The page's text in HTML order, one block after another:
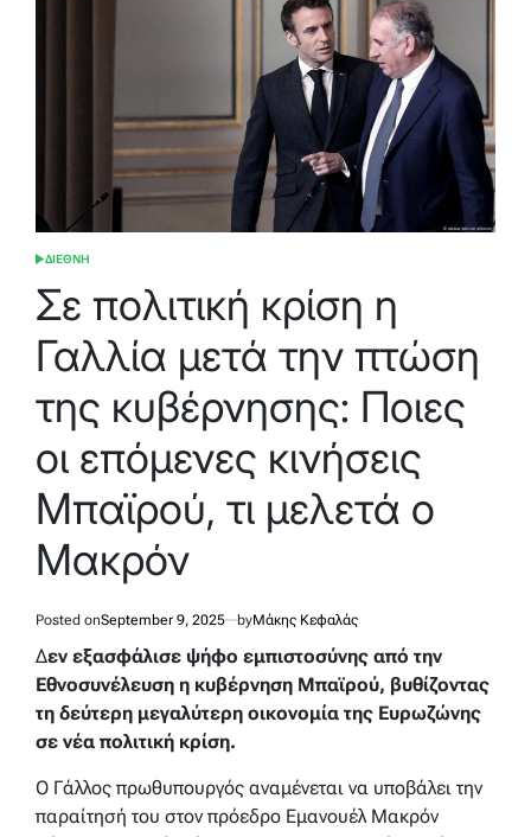
POSTED
ΔΙΕΘΝΗ
Σε πολιτική κρίση η
Γαλλία μετά την πτώση
της κυβέρνησης: Ποιες
οι επόμενες κινήσεις
Μπαϊρού, τι μελετά ο
Μακρόν
Posted onSeptember 9, 2025 byΜάκης Κεφαλάς
Δεν εξασφάλισε ψήφο εμπιστοσύνης από την
Εθνοσυνέλευση η κυβέρνηση Μπαϊρού, βυθίζοντας
τη δεύτερη μεγαλύτερη οικονομία της Ευρωζώνης
σε νέα πολιτική κρίση.
Ο Γάλλος πρωθυπουργός αναμένεται να υποβάλει την
παραίτησή του στον πρόεδρο Εμανουέλ Μακρόν